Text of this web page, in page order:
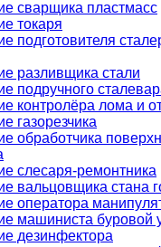
сварщика пластмасс
токаря
подготовителя
разливщика стали
подручного
контролёра лома и
газорезчика
обработчика
слесаря-ремонтника
вальцовщика стана
оператора
машиниста буровой
дезинфектора